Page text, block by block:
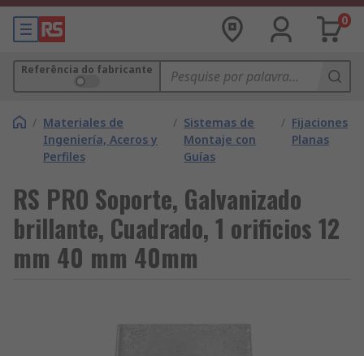
0
Referência do fabricante
/ Materiales de
Ingeniería, Aceros y
Perfiles
/ Sistemas de
Montaje con
Guías
/ Fijaciones
Planas
RS PRO Soporte, Galvanizado
brillante, Cuadrado, 1 orificios 12
mm 40 mm 40mm